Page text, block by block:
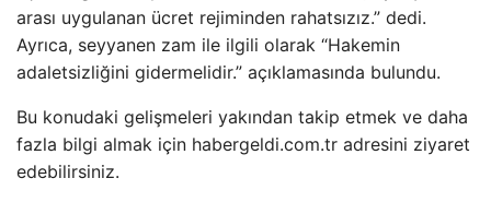
arası uygulanan ücret rejiminden rahatsızız.” dedi.
Ayrıca, seyyanen zam ile ilgili olarak “Hakemin
adaletsizliğini gidermelidir.” açıklamasında bulundu.
Bu konudaki gelişmeleri yakından takip etmek ve daha
fazla bilgi almak için habergeldi.com.tr adresini ziyaret
edebilirsiniz.